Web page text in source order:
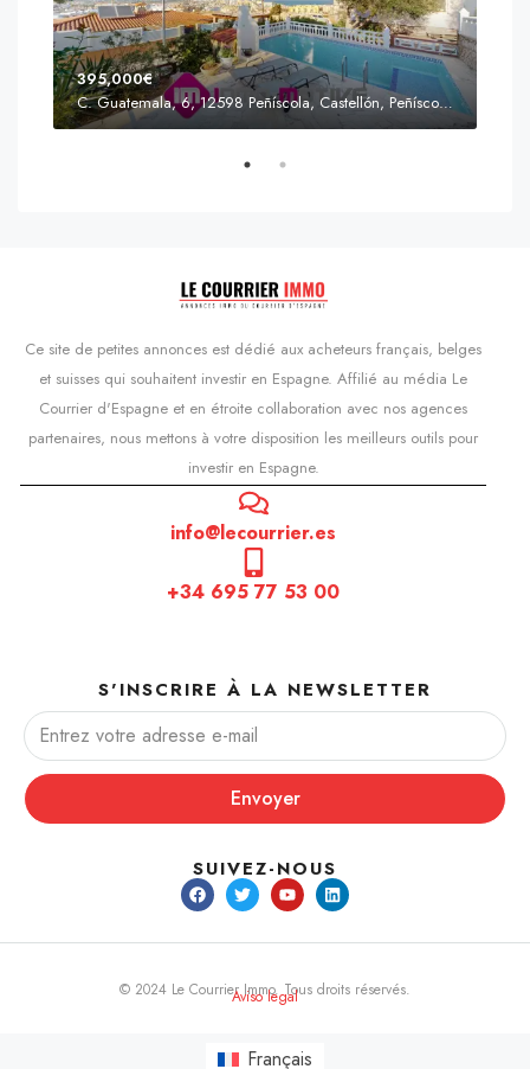
395,000€
C. Guatemala, 6, 12598 Peñíscola, Castellón, Peñíscola, Communauté valencienne
Ce site de petites annonces est dédié aux acheteurs français, belges
et suisses qui souhaitent investir en Espagne. Affilié au média Le
Courrier d'Espagne et en étroite collaboration avec nos agences
partenaires, nous mettons à votre disposition les meilleurs outils pour
investir en Espagne.
info@lecourrier.es
+34 695 77 53 00
S'INSCRIRE À LA NEWSLETTER
Envoyer
SUIVEZ-NOUS
© 2024 Le Courrier Immo. Tous droits réservés.
Aviso legal
Français